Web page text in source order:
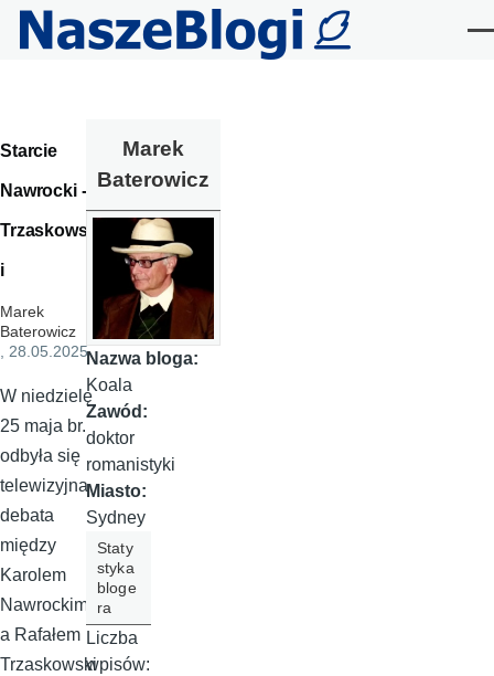
Przejdź do treści
Starcie
Nawrocki --
Trzaskowsk
i
Marek
Baterowicz
, 28.05.2025
W niedzielę
25 maja br.
odbyła się
telewizyjna
debata
między
Karolem
Nawrockim
a Rafałem
Trzaskowski
Marek
Baterowicz
Nazwa bloga:
Koala
Zawód:
doktor
romanistyki
Miasto:
Sydney
Staty
styka
bloge
ra
Liczba
wpisów: